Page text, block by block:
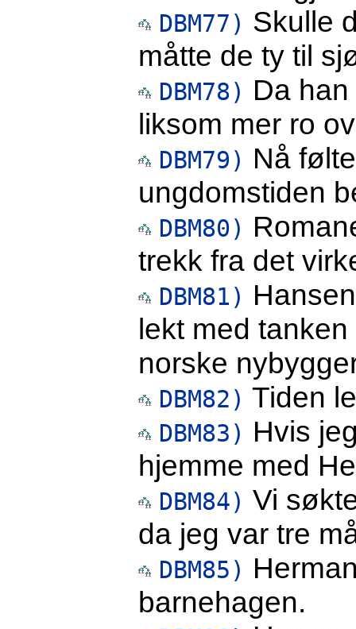
DBM77) Skulle
måtte de ty til
DBM78) Da
liksom mer ro
DBM79) Nå
ungdomstiden
DBM80)
trekk fra det
DBM81)
lekt med
norske
DBM82) Tiden
DBM83) Hvis
hjemme med
DBM84) Vi
da jeg var tre
DBM85)
barnehagen.